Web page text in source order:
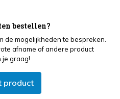
bestellen?
de mogelijkheden te bespreken.
afname of andere product
je graag!
product